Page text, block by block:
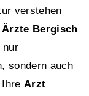
verstehen
Bergisch
nur
sondern auch
Arzt